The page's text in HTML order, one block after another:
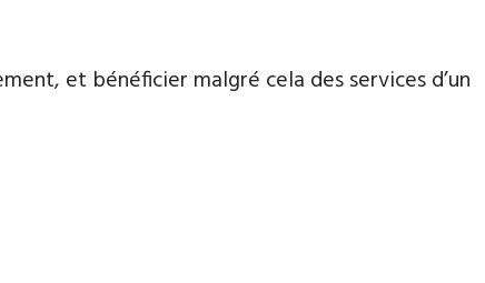
et bénéficier malgré cela des services d’un